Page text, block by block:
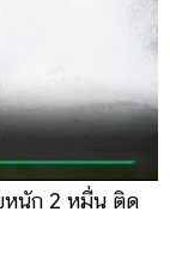
หนัก 2 หมื่น ติด